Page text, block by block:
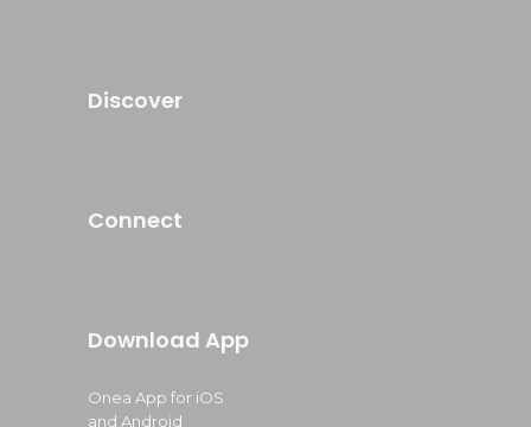
Discover
Connect
Download App
Onea App for iOS
and Android